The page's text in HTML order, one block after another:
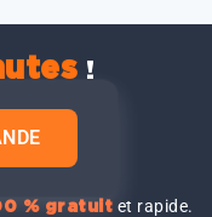
!
% gratuit et rapide.